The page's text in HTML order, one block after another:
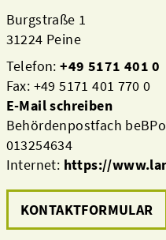
Burgstraße 1
31224 Peine
Telefon:+49 5171 401 0
Fax: +49 5171 401 770 0
E-Mail schreiben
Behördenpostfach
013254634
Internet: https://
KONTAKTFORMULAR